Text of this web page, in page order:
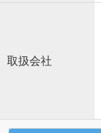
取扱会社